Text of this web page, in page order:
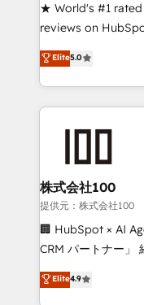
★ World's #1
reviews on
Certified Experts &
1,500+
First, RevOps-led,
Company of the Year
and build AI-
from week one, in your
Onboarding: Live
around your
Move from any
run your revenue
service wired
Elite5.0
株式会社100
提供元：株式会社100
🏢 HubSpot × AI
CRM パートナー」 経営課題と現場業務をつなぐAIネイ
ティブ・エージェ
力で顧客フロント業務を再
Elite4.9